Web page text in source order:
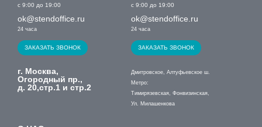
с 9:00 до 19:00
ok@stendoffice.ru
24 часа
ЗАКАЗАТЬ ЗВОНОК
с 9:00 до 19:00
ok@stendoffice.ru
24 часа
ЗАКАЗАТЬ ЗВОНОК
г. Москва,
Огородный пр.,
д. 20,стр.1 и стр.2
Дмитровское, Алтуфьевское ш.
Метро:
Тимирязевская, Фонвизинская,
Ул. Милашенкова